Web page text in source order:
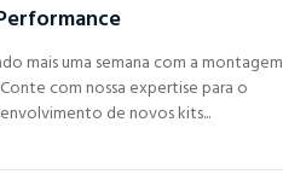
mais uma semana com a montagem
com nossa expertise para o
de novos kits...